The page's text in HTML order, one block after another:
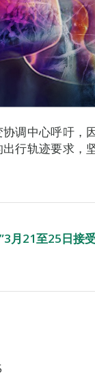
调中心呼吁，
行轨迹要求，
月21至25日接